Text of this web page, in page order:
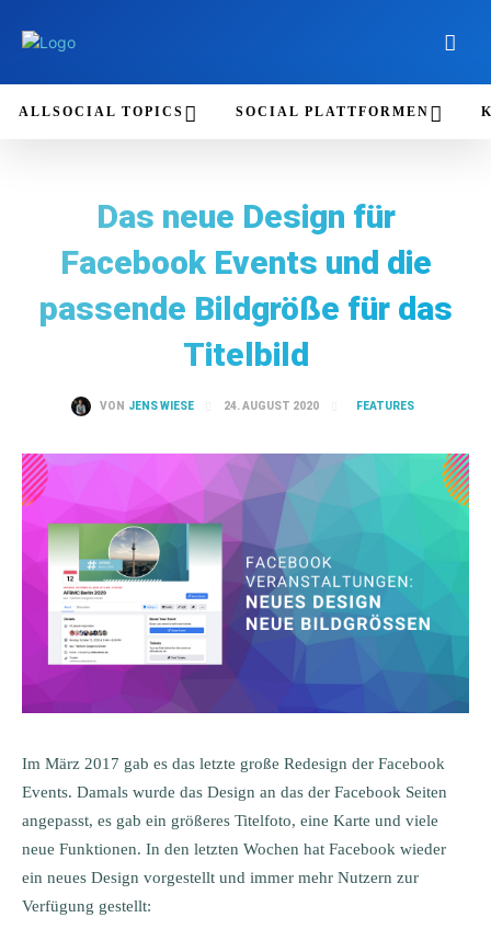
ALLSOCIAL TOPICS SOCIAL PLATTFORMEN
Das neue Design für
Facebook Events und die
passende Bildgröße für das
Titelbild
VON JENS WIESE 24. AUGUST 2020 FEATURES
Im März 2017 gab es das letzte große Redesign der Facebook
Events. Damals wurde das Design an das der Facebook Seiten
angepasst, es gab ein größeres Titelfoto, eine Karte und viele
neue Funktionen. In den letzten Wochen hat Facebook wieder
ein neues Design vorgestellt und immer mehr Nutzern zur
Verfügung gestellt: